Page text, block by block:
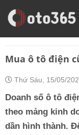
Trang Chủ
Kinh
Mua ô tô điện
Thứ Sáu, 15/05/
Doanh số ô tô
theo mảng kinh
dần hình thành.